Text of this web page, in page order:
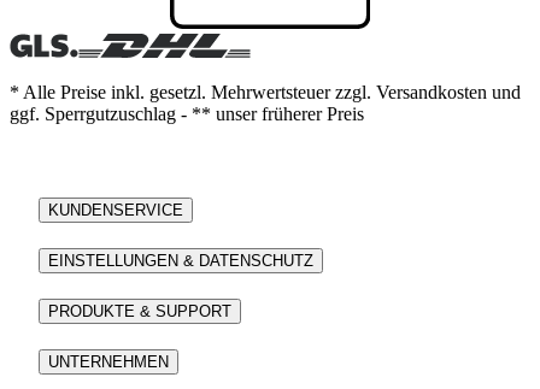
* Alle Preise inkl. gesetzl. Mehrwertsteuer zzgl. Versandkosten und
ggf. Sperrgutzuschlag - ** unser früherer Preis
KUNDENSERVICE
EINSTELLUNGEN & DATENSCHUTZ
PRODUKTE & SUPPORT
UNTERNEHMEN